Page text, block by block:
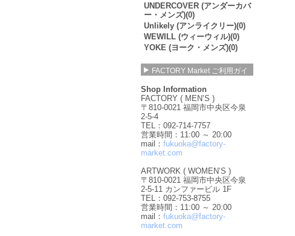
UNDERCOVER (アンダーカバ
ー・メンズ)(0)
Unlikely (アンライクリー)(0)
WEWILL (ウィーウィル)(0)
YOKE (ヨーク・メンズ)(0)
FACTORY Market ご利用ガイ
Shop Information
FACTORY ( MEN’S )
〒810-0021 福岡市中央区今泉
2-5-4
TEL：092-714-7757
営業時間：11:00 ～ 20:00
mail： fukuoka@factory-
market.com
ARTWORK ( WOMEN’S )
〒810-0021 福岡市中央区今泉
2-5-11 カンファービル 1F
TEL：092-753-8755
営業時間：11:00 ～ 20:00
mail： fukuoka@factory-
market.com